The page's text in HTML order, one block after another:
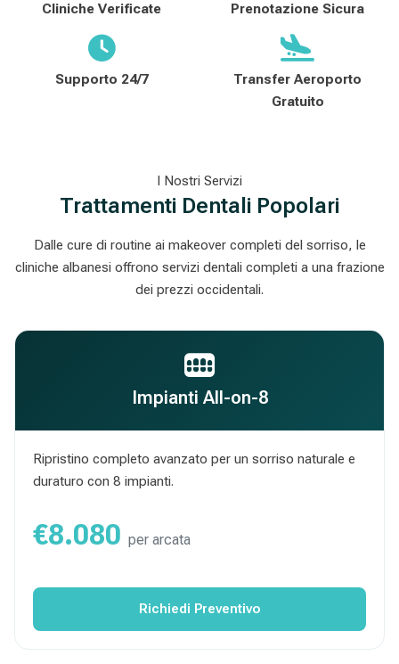
Cliniche Verificate Prenotazione Sicura
Supporto 24/7
Transfer Aeroporto
Gratuito
I Nostri Servizi
Trattamenti Dentali Popolari
Dalle cure di routine ai makeover completi del sorriso, le
cliniche albanesi offrono servizi dentali completi a una frazione
dei prezzi occidentali.
Impianti All-on-8
Ripristino completo avanzato per un sorriso naturale e
duraturo con 8 impianti.
€8.080 per arcata
Richiedi Preventivo